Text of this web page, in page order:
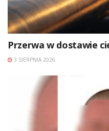
Przerwa w dostawie
3 SIERPNIA 2026